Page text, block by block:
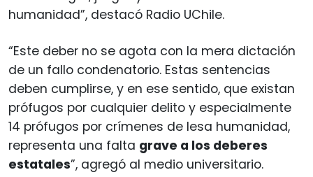
humanidad”, destacó Radio UChile.
“Este deber no se agota con la mera dictación
de un fallo condenatorio. Estas sentencias
deben cumplirse, y en ese sentido, que existan
prófugos por cualquier delito y especialmente
14 prófugos por crímenes de lesa humanidad,
representa una falta grave a los deberes
estatales”, agregó al medio universitario.